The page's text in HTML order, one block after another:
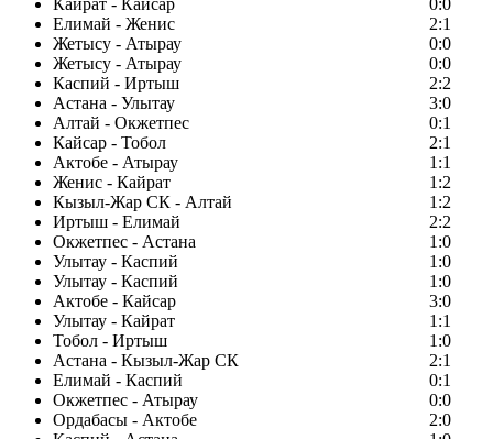
Кайрат - Кайсар
0:0
Елимай - Женис
2:1
Жетысу - Атырау
0:0
Жетысу - Атырау
0:0
Каспий - Иртыш
2:2
Астана - Улытау
3:0
Алтай - Окжетпес
0:1
Кайсар - Тобол
2:1
Актобе - Атырау
1:1
Женис - Кайрат
1:2
Кызыл-Жар СК - Алтай
1:2
Иртыш - Елимай
2:2
Окжетпес - Астана
1:0
Улытау - Каспий
1:0
Улытау - Каспий
1:0
Актобе - Кайсар
3:0
Улытау - Кайрат
1:1
Тобол - Иртыш
1:0
Астана - Кызыл-Жар СК
2:1
Елимай - Каспий
0:1
Окжетпес - Атырау
0:0
Ордабасы - Актобе
2:0